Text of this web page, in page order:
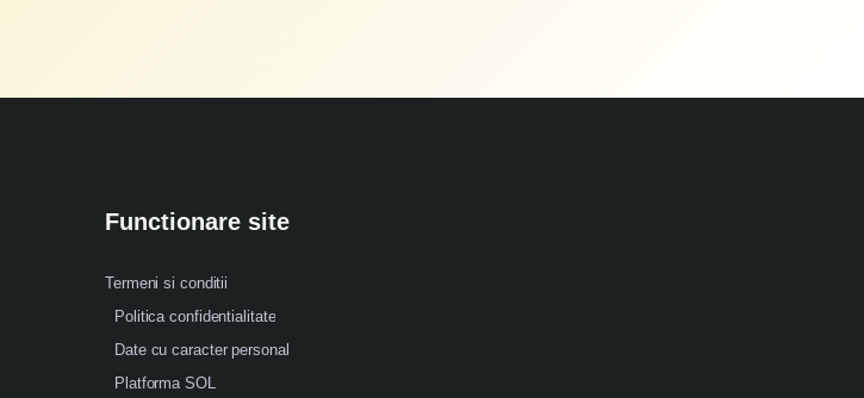
Functionare site
Termeni si conditii
Politica confidentialitate
Date cu caracter personal
Platforma SOL